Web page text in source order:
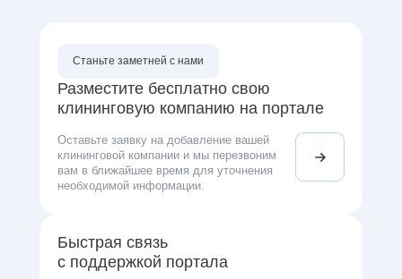
Разместите бесплатно свою
клининговую компанию на портале
Станьте заметней с нами
Оставьте заявку на добавление вашей
клининговой компании и мы перезвоним
вам в ближайшее время для уточнения
необходимой информации.
Быстрая связь
с поддержкой портала